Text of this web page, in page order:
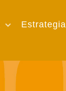
Estrategia